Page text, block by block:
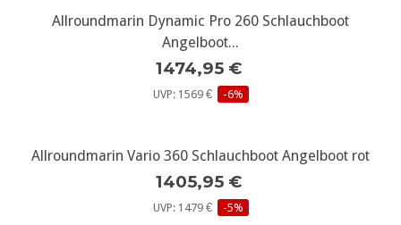
Allroundmarin Dynamic Pro 260 Schlauchboot
Angelboot...
1474,95 €
UVP: 1569 € -6%
Allroundmarin Vario 360 Schlauchboot Angelboot rot
1405,95 €
UVP: 1479 € -5%